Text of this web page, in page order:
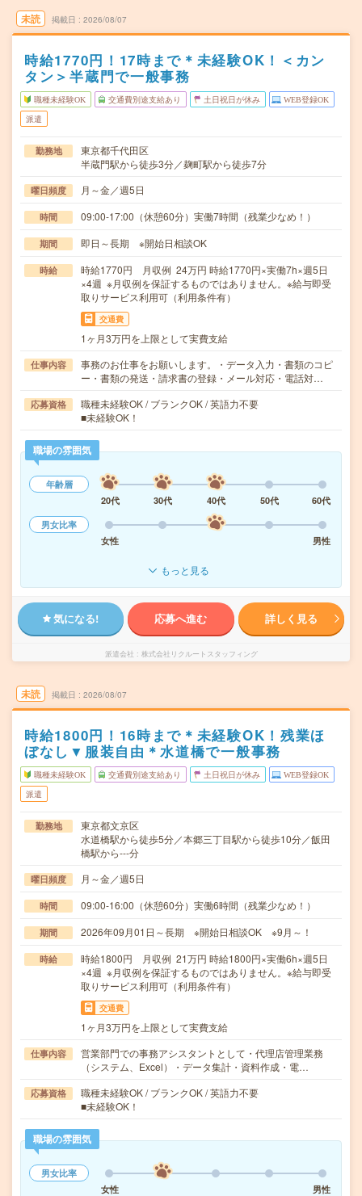
未読 掲載日 2026/08/07
時給1770円！17時まで＊未経験OK！＜カン
タン＞半蔵門で一般事務
職種未経験OK 交通費別途支給あり 土日祝日が休み WEB登録OK
派遣
勤務地
東京都千代田区
半蔵門駅から徒歩3分／麹町駅から徒歩7分
曜日頻度 月～金／週5日
時間 09:00-17:00（休憩60分）実働7時間（残業少なめ！）
期間 即日～長期 ※開始日相談OK
時給
時給1770円 月収例 24万円 時給1770円×実働7h×週5日
×4週 ※月収例を保証するものではありません。※給与即受
取りサービス利用可（利用条件有）
交通費
1ヶ月3万円を上限として実費支給
仕事内容
事務のお仕事をお願いします。・データ入力・書類のコピ
ー・書類の発送・請求書の登録・メール対応・電話対…
応募資格
職種未経験OK / ブランクOK / 英語力不要
■未経験OK！
職場の雰囲気
年齢層
20代
30代 40代 50代
60代
男女比率
女性
男性
もっと見る
気になる! 応募へ進む 詳しく見る
派遣会社 株式会社リクルートスタッフィング
未読 掲載日 2026/08/07
時給1800円！16時まで＊未経験OK！残業ほ
ぼなし▼服装自由＊水道橋で一般事務
職種未経験OK 交通費別途支給あり 土日祝日が休み WEB登録OK
派遣
勤務地
東京都文京区
水道橋駅から徒歩5分／本郷三丁目駅から徒歩10分／飯田
橋駅から---分
曜日頻度 月～金／週5日
時間 09:00-16:00（休憩60分）実働6時間（残業少なめ！）
期間 2026年09月01日～長期 ※開始日相談OK ※9月～！
時給
時給1800円 月収例 21万円 時給1800円×実働6h×週5日
×4週 ※月収例を保証するものではありません。※給与即受
取りサービス利用可（利用条件有）
交通費
1ヶ月3万円を上限として実費支給
仕事内容
営業部門での事務アシスタントとして・代理店管理業務
（システム、Excel）・データ集計・資料作成・電…
応募資格
職種未経験OK / ブランクOK / 英語力不要
■未経験OK！
職場の雰囲気
男女比率
女性
男性